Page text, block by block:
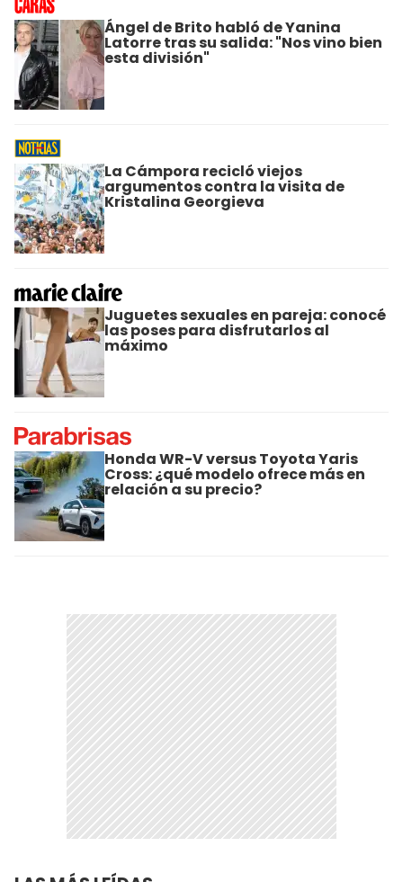
Ángel de Brito habló de Yanina
Latorre tras su salida: "Nos vino bien
esta división"
La Cámpora recicló viejos
argumentos contra la visita de
Kristalina Georgieva
Juguetes sexuales en pareja: conocé
las poses para disfrutarlos al
máximo
Honda WR-V versus Toyota Yaris
Cross: ¿qué modelo ofrece más en
relación a su precio?